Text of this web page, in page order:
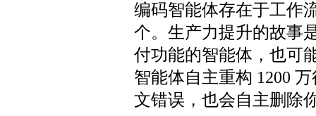
编码智能体存在于工作
个。生产力提升的故事
付功能的智能体，也可
智能体自主重构 1200
文错误，也会自主删除